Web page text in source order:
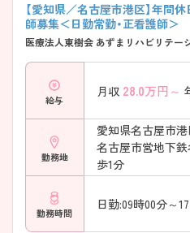
【愛知県／名古屋市港区】年間
師募集＜日勤常勤・正看護師＞
医療法人東樹会 あずまリハビリテー
給与
月収 28.0万円～
勤務地
愛知県名古屋市
名古屋市営地下鉄
歩1分
勤務時間
日勤:09時00分～